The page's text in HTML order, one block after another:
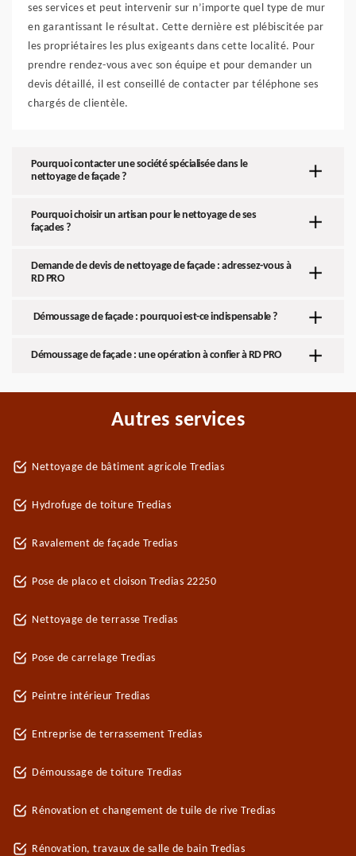
ses services et peut intervenir sur n’importe quel type de mur
en garantissant le résultat. Cette dernière est plébiscitée par
les propriétaires les plus exigeants dans cette localité. Pour
prendre rendez-vous avec son équipe et pour demander un
devis détaillé, il est conseillé de contacter par téléphone ses
chargés de clientèle.
Pourquoi contacter une société spécialisée dans le
nettoyage de façade ?
Pourquoi choisir un artisan pour le nettoyage de ses
façades ?
Demande de devis de nettoyage de façade : adressez-vous à
RD PRO
Démoussage de façade : pourquoi est-ce indispensable ?
Démoussage de façade : une opération à confier à RD PRO
Autres services
Nettoyage de bâtiment agricole Tredias
Hydrofuge de toiture Tredias
Ravalement de façade Tredias
Pose de placo et cloison Tredias 22250
Nettoyage de terrasse Tredias
Pose de carrelage Tredias
Peintre intérieur Tredias
Entreprise de terrassement Tredias
Démoussage de toiture Tredias
Rénovation et changement de tuile de rive Tredias
Rénovation, travaux de salle de bain Tredias